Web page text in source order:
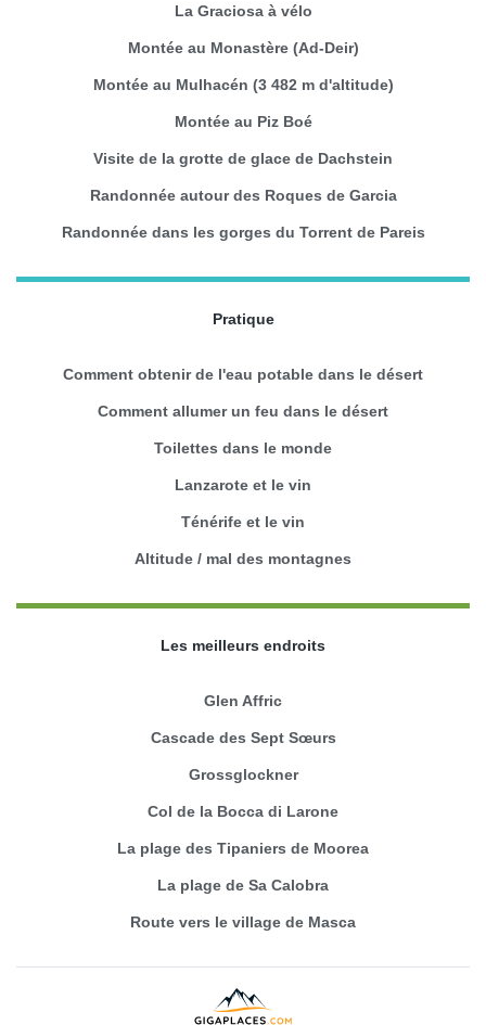
La Graciosa à vélo
Montée au Monastère (Ad-Deir)
Montée au Mulhacén (3 482 m d'altitude)
Montée au Piz Boé
Visite de la grotte de glace de Dachstein
Randonnée autour des Roques de Garcia
Randonnée dans les gorges du Torrent de Pareis
Pratique
Comment obtenir de l'eau potable dans le désert
Comment allumer un feu dans le désert
Toilettes dans le monde
Lanzarote et le vin
Ténérife et le vin
Altitude / mal des montagnes
Les meilleurs endroits
Glen Affric
Cascade des Sept Sœurs
Grossglockner
Col de la Bocca di Larone
La plage des Tipaniers de Moorea
La plage de Sa Calobra
Route vers le village de Masca